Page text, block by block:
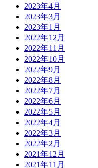
2023年4月
2023年3月
2023年1月
2022年12月
2022年11月
2022年10月
2022年9月
2022年8月
2022年7月
2022年6月
2022年5月
2022年4月
2022年3月
2022年2月
2021年12月
2021年11月